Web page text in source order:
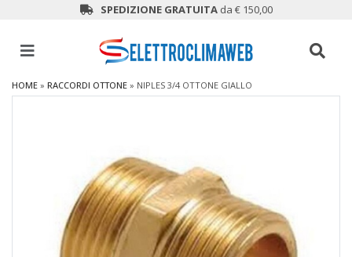
SPEDIZIONE GRATUITAda € 150,00
HOME » RACCORDI OTTONE » NIPLES 3/4 OTTONE GIALLO